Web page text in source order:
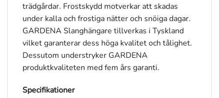
trädgårdar. Frostskydd motverkar att skadas
under kalla och frostiga nätter och snöiga dagar.
GARDENA Slanghängare tillverkas i Tyskland
vilket garanterar dess höga kvalitet och tålighet.
Dessutom understryker GARDENA
produktkvaliteten med fem års garanti.
Specifikationer